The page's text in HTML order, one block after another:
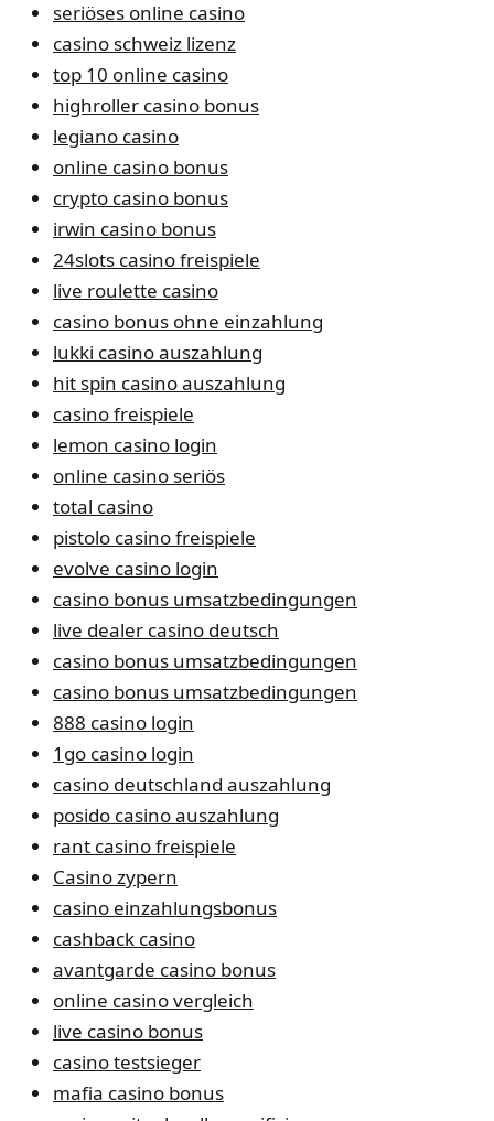
seriöses online casino
casino schweiz lizenz
top 10 online casino
highroller casino bonus
legiano casino
online casino bonus
crypto casino bonus
irwin casino bonus
24slots casino freispiele
live roulette casino
casino bonus ohne einzahlung
lukki casino auszahlung
hit spin casino auszahlung
casino freispiele
lemon casino login
online casino seriös
total casino
pistolo casino freispiele
evolve casino login
casino bonus umsatzbedingungen
live dealer casino deutsch
casino bonus umsatzbedingungen
casino bonus umsatzbedingungen
888 casino login
1go casino login
casino deutschland auszahlung
posido casino auszahlung
rant casino freispiele
Casino zypern
casino einzahlungsbonus
cashback casino
avantgarde casino bonus
online casino vergleich
live casino bonus
casino testsieger
mafia casino bonus